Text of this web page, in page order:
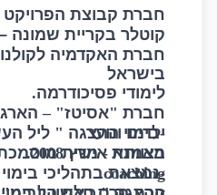
חברת קבוצת הפרויקט
קוטלר בקריית שמונה
חברת האקדמיה
בישראל
לימודי פסיכודרמה.
חברת "אסיטז" –
ילדים ונוער
מאמנת אישית
coaching
-בימוי ההצגה "ליל
בצוותא-מרץ2008.
-נמצאת בתהליכי